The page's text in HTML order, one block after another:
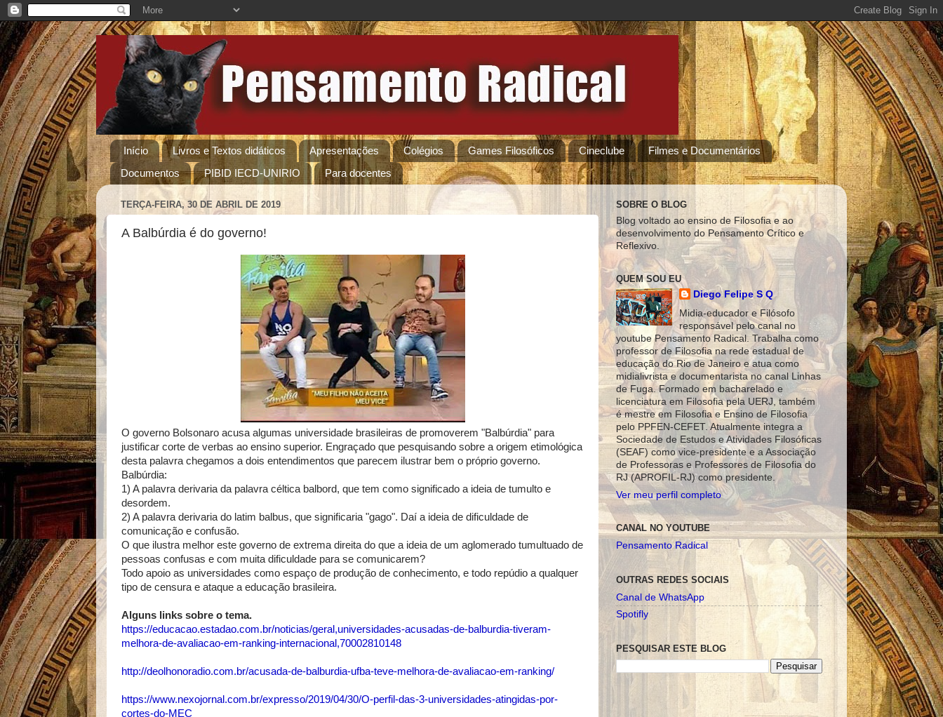
Início Livros e Textos didáticos Apresentações Colégios Games Filosóficos Cineclube
Filmes e Documentários
Documentos
PIBID IECD-UNIRIO Para docentes
TERÇA-FEIRA, 30 DE ABRIL DE 2019
A Balbúrdia é do governo!
O governo Bolsonaro acusa algumas universidade brasileiras de promoverem "Balbúrdia" para
justificar corte de verbas ao ensino superior. Engraçado que pesquisando sobre a origem etimológica
desta palavra chegamos a dois entendimentos que parecem ilustrar bem o próprio governo.
Balbúrdia:
1) A palavra derivaria da palavra céltica balbord, que tem como significado a ideia de tumulto e
desordem.
2) A palavra derivaria do latim balbus, que significaria "gago". Daí a ideia de dificuldade de
comunicação e confusão.
O que ilustra melhor este governo de extrema direita do que a ideia de um aglomerado tumultuado de
pessoas confusas e com muita dificuldade para se comunicarem?
Todo apoio as universidades como espaço de produção de conhecimento, e todo repúdio a qualquer
tipo de censura e ataque a educação brasileira.
Alguns links sobre o tema.
https://educacao.estadao.com.br/noticias/geral,universidades-acusadas-de-balburdia-tiveram-
melhora-de-avaliacao-em-ranking-internacional,70002810148
http://deolhonoradio.com.br/acusada-de-balburdia-ufba-teve-melhora-de-avaliacao-em-ranking/
https://www.nexojornal.com.br/expresso/2019/04/30/O-perfil-das-3-universidades-atingidas-por-
cortes-do-MEC
SOBRE O BLOG
Blog voltado ao ensino de Filosofia e ao
desenvolvimento do Pensamento Crítico e
Reflexivo.
QUEM SOU EU
Diego Felipe S Q
Midia-educador e Filósofo
responsável pelo canal no
youtube Pensamento Radical. Trabalha como
professor de Filosofia na rede estadual de
educação do Rio de Janeiro e atua como
midialivrista e documentarista no canal Linhas
de Fuga. Formado em bacharelado e
licenciatura em Filosofia pela UERJ, também
é mestre em Filosofia e Ensino de Filosofia
pelo PPFEN-CEFET. Atualmente integra a
Sociedade de Estudos e Atividades Filosóficas
(SEAF) como vice-presidente e a Associação
de Professoras e Professores de Filosofia do
RJ (APROFIL-RJ) como presidente.
Ver meu perfil completo
CANAL NO YOUTUBE
Pensamento Radical
OUTRAS REDES SOCIAIS
Canal de WhatsApp
Spotifly
PESQUISAR ESTE BLOG